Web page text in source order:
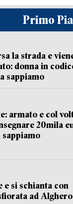
Primo
la strada e
donna in
sappiamo
armato e col
20mila
sappiamo
e si schianta con
ad Alghero